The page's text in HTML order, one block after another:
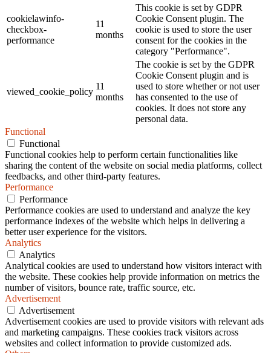
cookielawinfo-
checkbox-
performance
11
months
This cookie is set by GDPR
Cookie Consent plugin. The
cookie is used to store the user
consent for the cookies in the
category "Performance".
viewed_cookie_policy
11
months
The cookie is set by the GDPR
Cookie Consent plugin and is
used to store whether or not user
has consented to the use of
cookies. It does not store any
personal data.
Functional
Functional
Functional cookies help to perform certain functionalities like
sharing the content of the website on social media platforms, collect
feedbacks, and other third-party features.
Performance
Performance
Performance cookies are used to understand and analyze the key
performance indexes of the website which helps in delivering a
better user experience for the visitors.
Analytics
Analytics
Analytical cookies are used to understand how visitors interact with
the website. These cookies help provide information on metrics the
number of visitors, bounce rate, traffic source, etc.
Advertisement
Advertisement
Advertisement cookies are used to provide visitors with relevant ads
and marketing campaigns. These cookies track visitors across
websites and collect information to provide customized ads.